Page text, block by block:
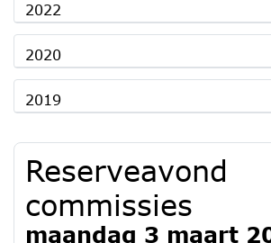
2022
2020
2019
Reserveavond
commissies
maandag 3 maart